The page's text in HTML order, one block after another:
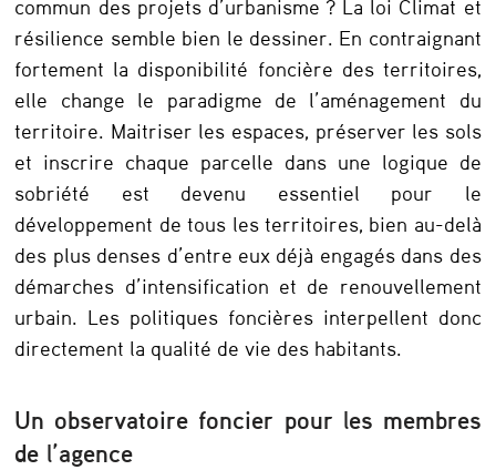
é
u
n
p
ô
l
e
f
o
n
c
i
commun des projets d’urbanisme ? La loi Climat et
résilience semble bien le dessiner. En contraignant
fortement la disponibilité foncière des territoires,
elle change le paradigme de l’aménagement du
territoire. Maitriser les espaces, préserver les sols
et inscrire chaque parcelle dans une logique de
sobriété est devenu essentiel pour le
développement de tous les territoires, bien au-delà
des plus denses d’entre eux déjà engagés dans des
démarches d’intensification et de renouvellement
urbain. Les politiques foncières interpellent donc
directement la qualité de vie des habitants.
Un observatoire foncier pour les membres
de l’agence